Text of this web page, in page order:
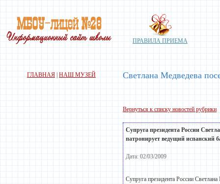
ПРАВИЛА ПРИЕМА
ГЛАВНАЯ НАШ МУЗЕЙ Светлана Медведева
Вернуться к списку новостей рубрики
Супруга президента России
патронирует ведущий испанский
Дата: 02/03/2009
Супруга президента России